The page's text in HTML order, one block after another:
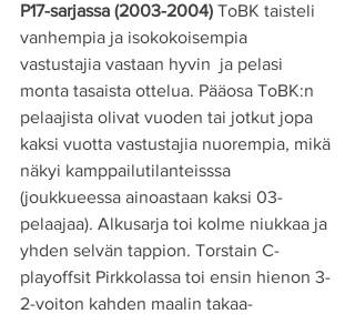
P17-sarjassa (2003-2004) ToBK taisteli
vanhempia ja isokokoisempia
vastustajia vastaan hyvin  ja pelasi
monta tasaista ottelua. Pääosa ToBK:n
pelaajista olivat vuoden tai jotkut jopa
kaksi vuotta vastustajia nuorempia, mikä
näkyi kamppailutilanteisssa
(joukkueessa ainoastaan kaksi 03-
pelaajaa). Alkusarja toi kolme niukkaa ja
yhden selvän tappion. Torstain C-
playoffsit Pirkkolassa toi ensin hienon 3-
2-voiton kahden maalin takaa-